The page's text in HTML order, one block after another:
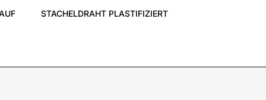
STACHELDRAHT PLASTIFIZIERT